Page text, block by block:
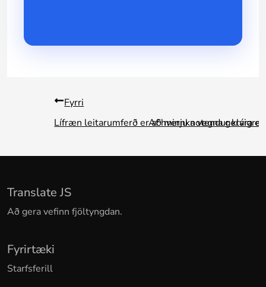
Fyrri
Lífræn leitarumferð er að minnka vegna
Af hverju notendur klára
Translate JS
Að gera vefinn fjöltyngdan.
Fyrirtæki
Starfsferill